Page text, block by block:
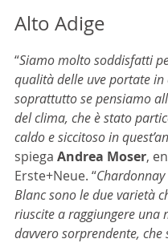
Alto Adige
“Siamo molto soddisfatti
qualità delle uve portate in
soprattutto se pensiamo
del clima, che è stato
caldo e siccitoso in
spiega Andrea Moser,
Erste+Neue. “
Blanc sono le due varietà
riuscite a raggiungere una
davvero sorprendente,